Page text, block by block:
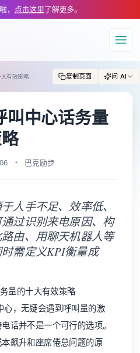
available at https://
， 点击这里了解更多。
导航
有效策略 复制页面 问 AI
叫中心话务量
巴克励步
人手不足、效率低、
过识别来电原因、构
由、用聊天机器人等
需定义KPI衡量成
，无疑会遇到呼叫量的激
话并不是一个可行的选项。
飙升和座席倦怠问题的原